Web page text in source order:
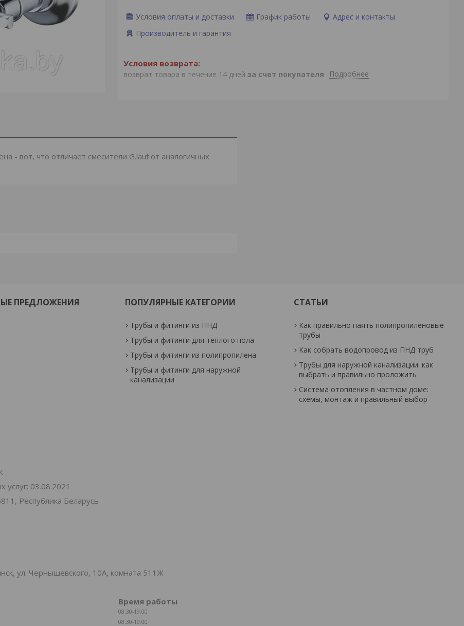
Условия оплаты и доставки График работы
Адрес и контакты
Производитель и гарантия
возврат товара в течение 14 дней за счет покупателя Подробнее
- вот, что отличает смесители G.lauf от аналогичных
ПРЕДЛОЖЕНИЯ ПОПУЛЯРНЫЕ КАТЕГОРИИ
Трубы и фитинги из ПНД
Трубы и фитинги для теплого пола
Трубы и фитинги из полипропилена
Трубы и фитинги для наружной
канализации
СТАТЬИ
Как правильно паять полипропиленовые
трубы
Как собрать водопровод из ПНД труб
Трубы для наружной канализации: как
выбрать и правильно проложить
Система отопления в частном доме:
схемы, монтаж и правильный выбор
03.08.2021
Республика Беларусь
ул. Чернышевского, 10А, комната 511Ж
Время работы
08:30-19:00
08:30-19:00